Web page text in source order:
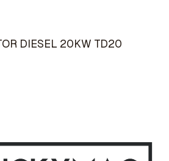
DIESEL 20KW TD20